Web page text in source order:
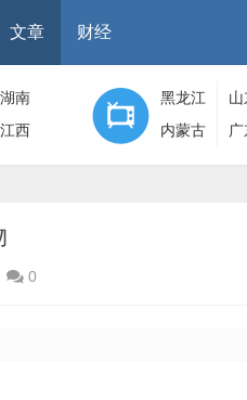
文章 财经
湖南
江西
黑龙江
内蒙古
0